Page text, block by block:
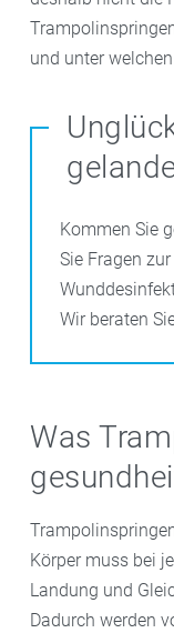
und unter
Kommen Sie
Sie Fragen
Wir beraten
Was
Körper muss bei
Landung und
Dadurch werden